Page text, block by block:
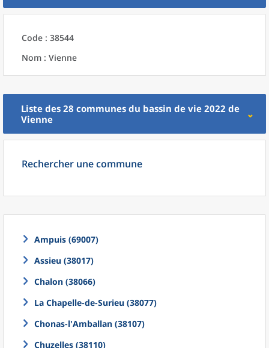
Code : 38544
Nom : Vienne
Liste des 28 communes du bassin de vie 2022 de
Vienne
Rechercher une commune
Ampuis (69007)
Assieu (38017)
Chalon (38066)
La Chapelle-de-Surieu (38077)
Chonas-l'Amballan (38107)
Chuzelles (38110)